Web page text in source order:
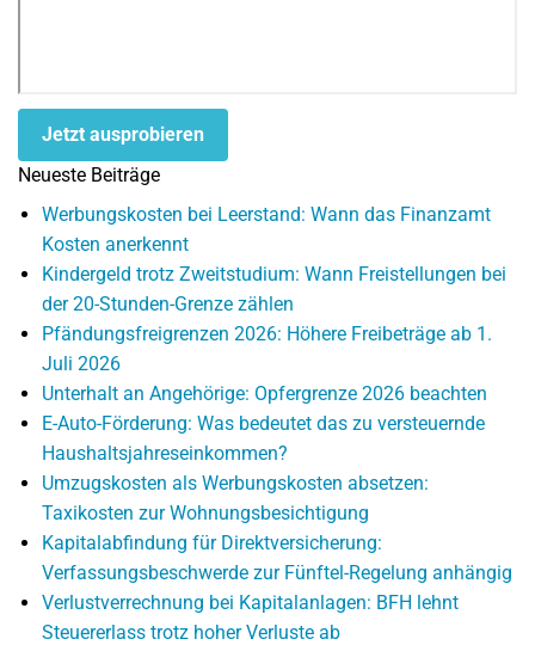
Jetzt ausprobieren
Neueste Beiträge
Werbungskosten bei Leerstand: Wann das Finanzamt
Kosten anerkennt
Kindergeld trotz Zweitstudium: Wann Freistellungen bei
der 20-Stunden-Grenze zählen
Pfändungsfreigrenzen 2026: Höhere Freibeträge ab 1.
Juli 2026
Unterhalt an Angehörige: Opfergrenze 2026 beachten
E-Auto-Förderung: Was bedeutet das zu versteuernde
Haushaltsjahreseinkommen?
Umzugskosten als Werbungskosten absetzen:
Taxikosten zur Wohnungsbesichtigung
Kapitalabfindung für Direktversicherung:
Verfassungsbeschwerde zur Fünftel-Regelung anhängig
Verlustverrechnung bei Kapitalanlagen: BFH lehnt
Steuererlass trotz hoher Verluste ab